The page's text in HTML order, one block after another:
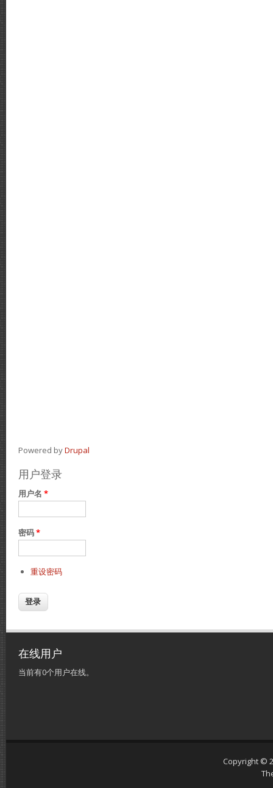
Powered byDrupal
用户登录
用户名 *
密码*
重设密码
在线用户
当前有0个用户在线。
Copyright ©